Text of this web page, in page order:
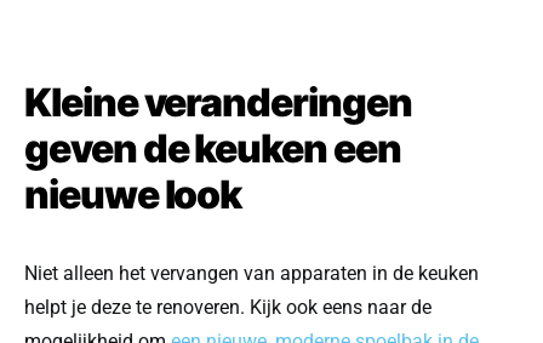
Kleine veranderingen
geven de keuken een
nieuwe look
Niet alleen het vervangen van apparaten in de keuken
helpt je deze te renoveren. Kijk ook eens naar de